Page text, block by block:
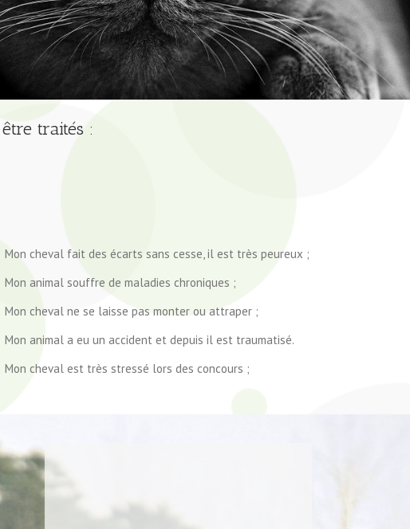
traités :
Mon cheval fait des écarts sans cesse, il est très peureux ;
Mon animal souffre de maladies chroniques ;
Mon cheval ne se laisse pas monter ou attraper ;
Mon animal a eu un accident et depuis il est traumatisé.
Mon cheval est très stressé lors des concours ;
De renforcer les défenses naturelles de